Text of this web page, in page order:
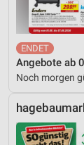
Angebote ab
Noch morgen
Werbung